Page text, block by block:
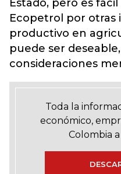
Estado, pero es
Ecopetrol por otras
productivo en
puede ser
consideraciones
Toda la
económico,
Colombia